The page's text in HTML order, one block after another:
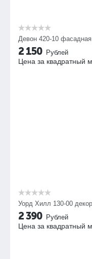
Девон 420-10 фасадная
2 150 Рублей
Цена за квадратный
Уорд Хилл 130-00
2 390 Рублей
Цена за квадратный